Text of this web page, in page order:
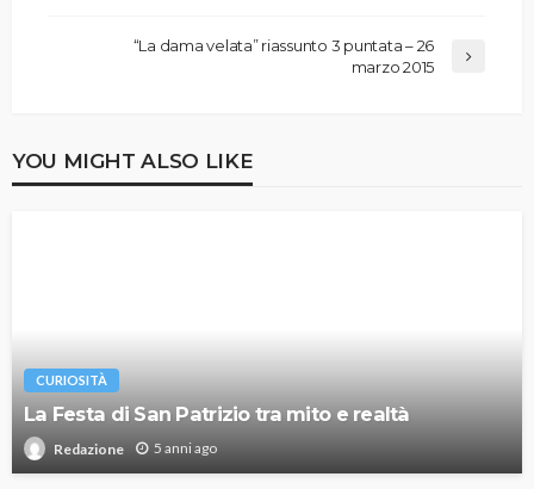
“La dama velata” riassunto 3 puntata – 26
marzo 2015
YOU MIGHT ALSO LIKE
CURIOSITÀ
La Festa di San Patrizio tra mito e realtà
Redazione 5 anni ago